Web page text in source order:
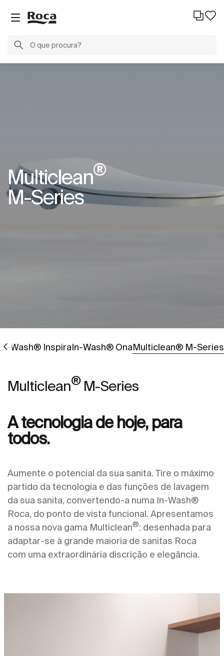
Multiclean®
M-Series
Ir para Ir para
Wash® Inspira Ir para
In-Wash® OnaMulticlean® M-Series
Multiclean®M-Series
A tecnologia de hoje, para
todos.
Aumente o potencial da sua sanita. Tire o máximo
partido da tecnologia e das funções de lavagem
da sua sanita, convertendo-a numa In-Wash®
Roca, do ponto de vista funcional. Apresentamos
a nossa nova gama Multiclean®: desenhada para
adaptar-se à grande maioria de sanitas Roca
com uma extraordinária discrição e elegância.